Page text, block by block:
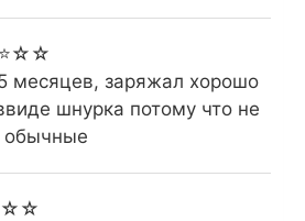
месяцев, заряжал хорошо
шнурка потому что не
обычные